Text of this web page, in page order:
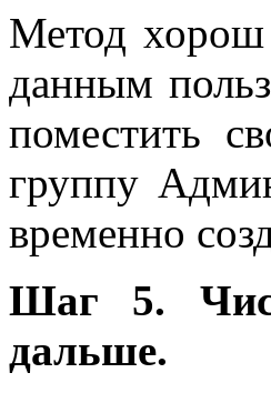
Метод хорош
данным
поместить
группу
временно
Шаг 5.
дальше.